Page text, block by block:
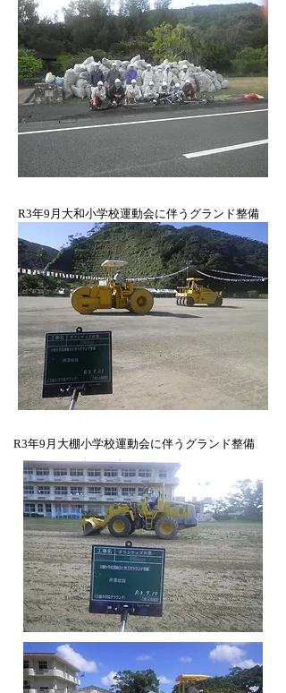
​R3年9月大和小学校運動会に伴うグランド整備
​R3年9月大棚小学校運動会に伴うグランド整備